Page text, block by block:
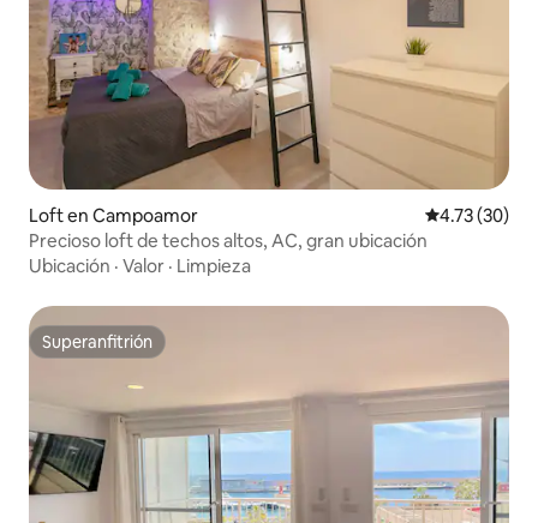
Loft en Campoamor Calificación
4.73 (30)
Precioso loft de techos altos, AC, gran ubicación
Ubicación · Valor · Limpieza
Superanfitrión
Superanfitrión